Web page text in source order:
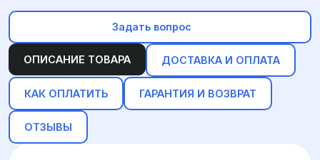
ОПИСАНИЕ ТОВАРА ДОСТАВКА И ОПЛАТА
КАК ОПЛАТИТЬ ГАРАНТИЯ И ВОЗВРАТ
ОТЗЫВЫ
Задать вопрос